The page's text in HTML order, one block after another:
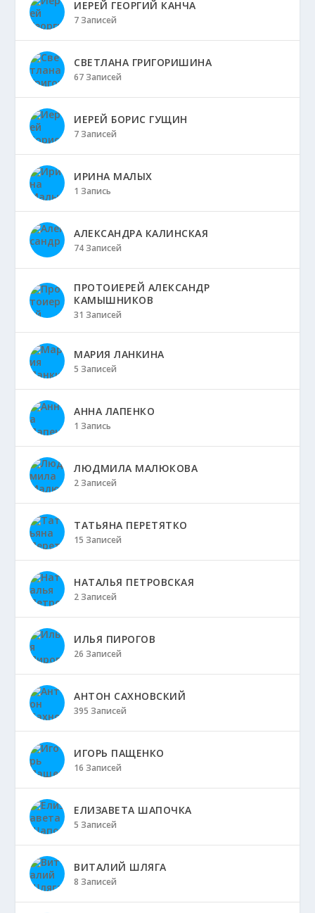
ИЕРЕЙ ГЕОРГИЙ КАНЧА
7 Записей
СВЕТЛАНА ГРИГОРИШИНА
67 Записей
ИЕРЕЙ БОРИС ГУЩИН
7 Записей
ИРИНА МАЛЫХ
1 Запись
АЛЕКСАНДРА КАЛИНСКАЯ
74 Записей
ПРОТОИЕРЕЙ АЛЕКСАНДР
КАМЫШНИКОВ
31 Записей
МАРИЯ ЛАНКИНА
5 Записей
АННА ЛАПЕНКО
1 Запись
ЛЮДМИЛА МАЛЮКОВА
2 Записей
ТАТЬЯНА ПЕРЕТЯТКО
15 Записей
НАТАЛЬЯ ПЕТРОВСКАЯ
2 Записей
ИЛЬЯ ПИРОГОВ
26 Записей
АНТОН САХНОВСКИЙ
395 Записей
ИГОРЬ ПАЩЕНКО
16 Записей
ЕЛИЗАВЕТА ШАПОЧКА
5 Записей
ВИТАЛИЙ ШЛЯГА
8 Записей